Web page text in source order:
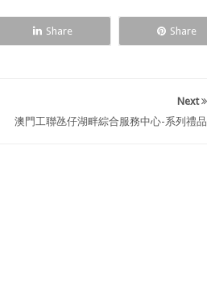
Share Share
Next
澳門工聯氹仔湖畔綜合服務中心-系列禮品